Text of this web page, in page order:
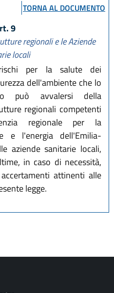
TORNA AL DOCUMENTO
9
regionali e le Aziende
locali
per la salute dei
dell'ambiente che lo
può avvalersi della
regionali competenti
regionale per la
e l'energia dell'Emilia-
aziende sanitarie locali,
in caso di necessità,
attinenti alle
legge.